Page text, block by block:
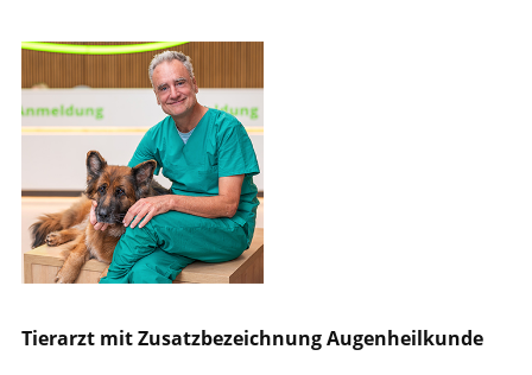
Tierarzt mit Zusatzbezeichnung Augenheilkunde